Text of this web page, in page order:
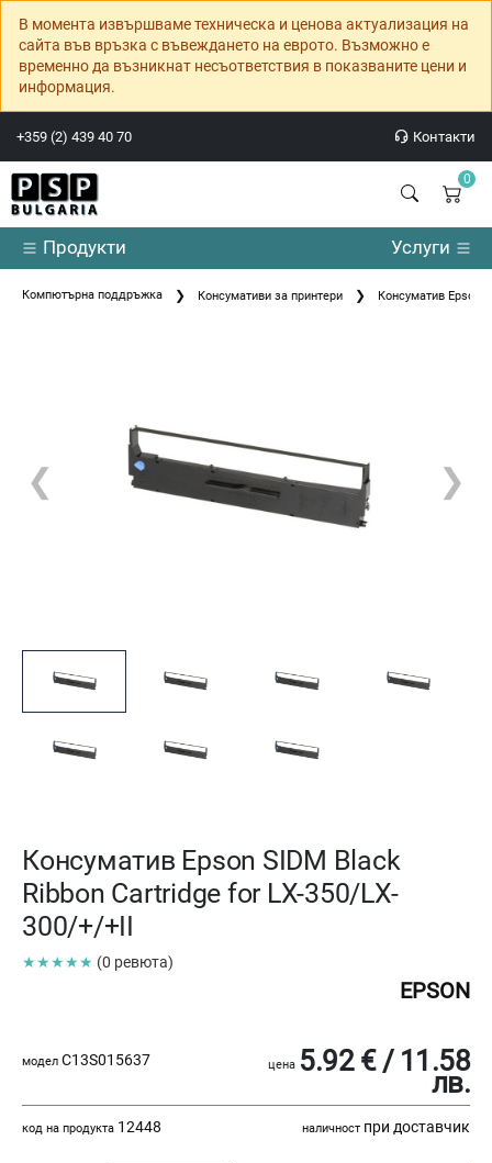
В момента извършваме техническа и ценова актуализация на
сайта във връзка с въвеждането на еврото. Възможно е
временно да възникнат несъответствия в показваните цени и
информация.
+359 (2) 439 40 70 Контакти
0
Продукти Услуги
Компютърна поддръжка Консумативи за принтери Консуматив Epson
❮ ❯
Консуматив Epson SIDM Black
Ribbon Cartridge for LX-350/LX-
300/+/+II
★★★★★ (0 ревюта)
EPSON
модел C13S015637 цена 5.92 € / 11.58
лв.
код на продукта 12448 наличност при доставчик